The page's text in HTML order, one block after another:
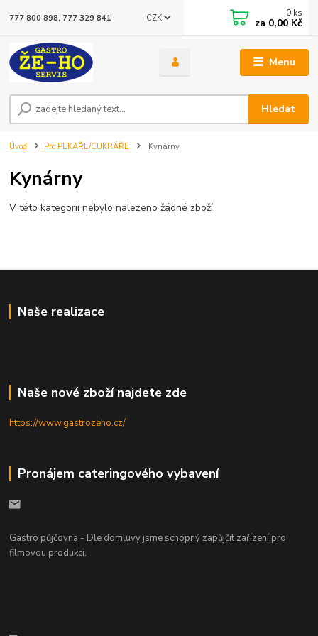
Menu
CZK
Hledat
777 800 898, 777 329 841 0 ks
za 0,00 Kč
Úvod Pro PEKAŘE/CUKRÁŘE Kynárny
Kynárny
V této kategorii nebylo nalezeno žádné zboží.
Naše realizace
Naše nové zboží najdete zde
https://www.gastrozeho.cz/
Pronájem cateringového vybavení
Gastro půjčovna - Dle domluvy jsme schopný zapůjčit zařízení pro
filmovou produkci.